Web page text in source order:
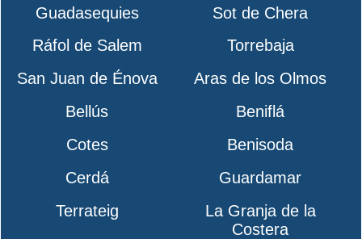
Guadasequies
Sot de Chera
Ráfol de Salem
Torrebaja
San Juan de Énova
Aras de los Olmos
Bellús
Beniflá
Cotes
Benisoda
Cerdá
Guardamar
Terrateig
La Granja de la
Costera